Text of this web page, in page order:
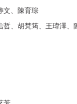
文、陳育琮
胡梵筠、王瑋澤、